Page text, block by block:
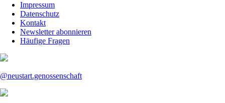
überspringen
Impressum
Datenschutz
Kontakt
Newsletter abonnieren
Häufige Fragen
@neustart.genossenschaft